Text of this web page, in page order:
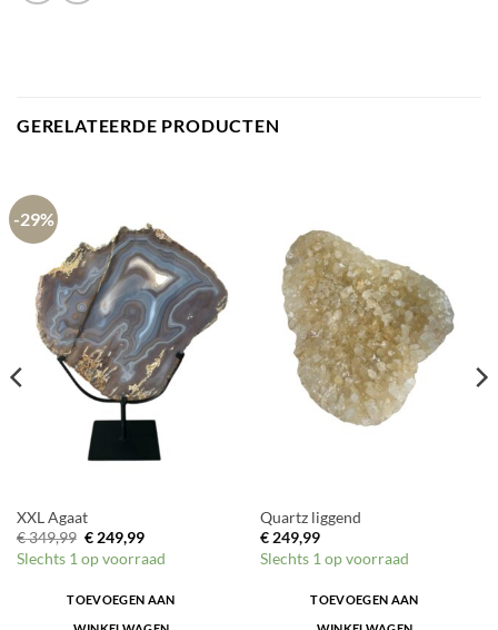
GERELATEERDE PRODUCTEN
-29%
XXL Agaat
€349,99 Oorspronkelijke
was:
€249,99Huidige
prijs
is:
Slechts 1 op voorraad
TOEVOEGEN AAN
Quartz liggend
€249,99
Slechts 1 op voorraad
TOEVOEGEN AAN